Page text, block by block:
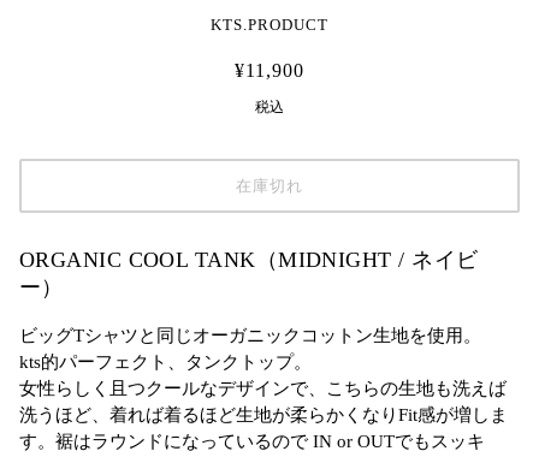
KTS.PRODUCT
¥11,900
税込
在庫切れ
ORGANIC COOL TANK（MIDNIGHT / ネイビ
ー）
ビッグTシャツと同じオーガニックコットン生地を使用。
kts的パーフェクト、タンクトップ。
女性らしく且つクールなデザインで、こちらの生地も洗えば
洗うほど、着れば着るほど生地が柔らかくなりFit感が増しま
す。裾はラウンドになっているので IN or OUTでもスッキ